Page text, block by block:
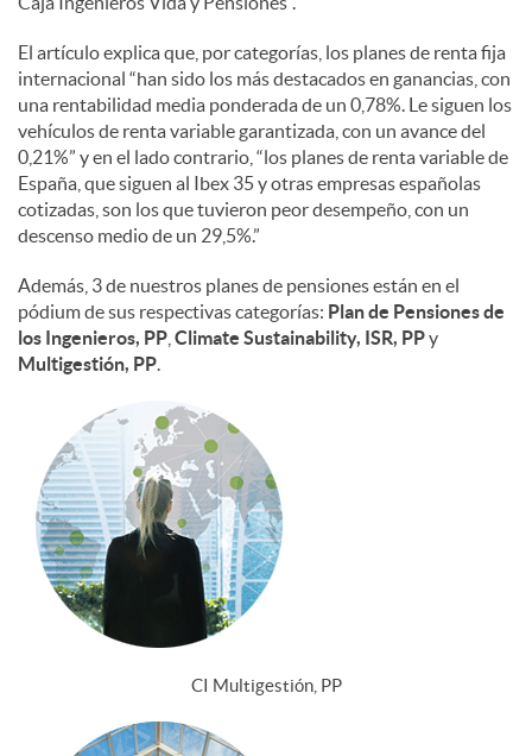
El artículo explica que, por categorías, los planes de renta fija
internacional “han sido los más destacados en ganancias, con
una rentabilidad media ponderada de un 0,78%. Le siguen los
vehículos de renta variable garantizada, con un avance del
0,21%” y en el lado contrario, “los planes de renta variable de
España, que siguen al Ibex 35 y otras empresas españolas
cotizadas, son los que tuvieron peor desempeño, con un
descenso medio de un 29,5%.”
Además, 3 de nuestros planes de pensiones están en el
pódium de sus respectivas categorías: Plan de Pensiones de
los Ingenieros, PP Climate Sustainability, ISR, PPy
Multigestión, PP.
CI Multigestión, PP